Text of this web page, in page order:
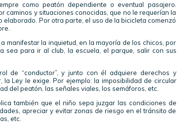
como peatón dependiente o eventual pasajero.
caminos y situaciones conocidas, que no le requerían la
Por otra parte, el uso de la bicicleta comenzó
manifestar la inquietud, en la mayoría de los chicos, por
sea para ir al club, la escuela, el parque, salir con sus
de “conductor”, y junto con él adquiere derechos y
Ley le exige. Por ejemplo: la imposibilidad de circular
del peatón, las señales viales, los semáforos, etc.
también que el niño sepa juzgar las condiciones de
apreciar y evitar zonas de riesgo en el tránsito de
etc.